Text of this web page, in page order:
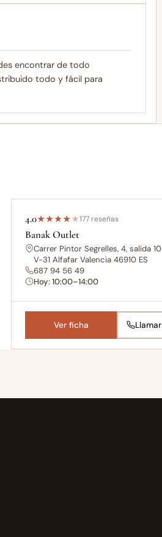
encontrar de todo
todo y fácil para
4.0★★★★★177 reseñas
Banak Outlet
Carrer Pintor Segrelles, 4, salida 10
V-31 Alfafar Valencia 46910 ES
687 94 56 49
Hoy: 10:00–14:00
Ver ficha Llamar